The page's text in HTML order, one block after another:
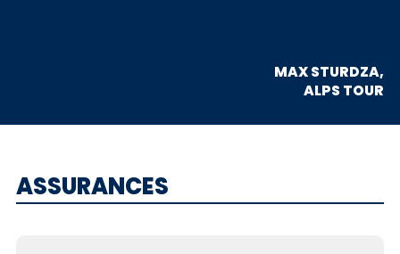
MAX STURDZA,
ALPS TOUR
ASSURANCES